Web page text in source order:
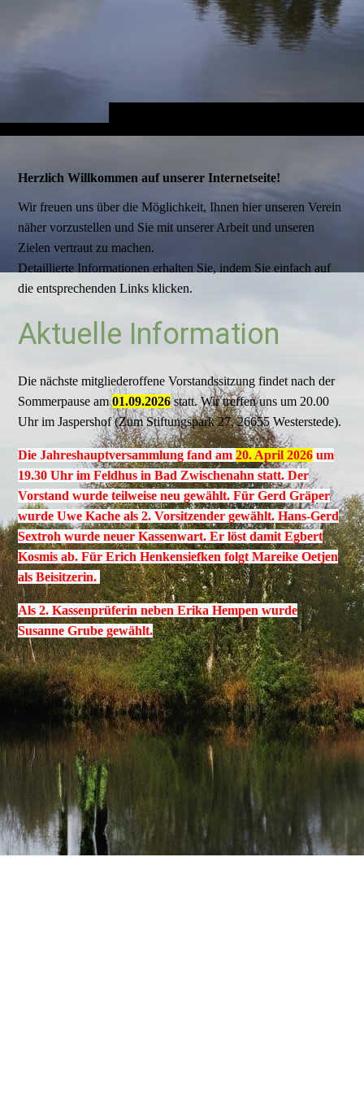
Herzlich Willkommen auf unserer Internetseite!
Wir freuen uns über die Möglichkeit, Ihnen hier unseren Verein
näher vorzustellen und Sie mit unserer Arbeit und unseren
Zielen vertraut zu machen.
Detaillierte Informationen erhalten Sie, indem Sie einfach auf
die entsprechenden Links klicken.
Aktuelle Information
Die nächste mitgliederoffene Vorstandssitzung findet nach der
Sommerpause am01.09.2026statt. Wir treffen uns um 20.00
Uhr im Jaspershof (Zum Stiftungspark 27, 26655 Westerstede).
Die Jahreshauptversammlung fand am20. April 2026 um
19.30 Uhr im Feldhus in Bad Zwischenahn statt. Der
Vorstand wurde teilweise neu gewählt. Für Gerd Gräper
wurde Uwe Kache als 2. Vorsitzender gewählt. Hans-Gerd
Sextroh wurde neuer Kassenwart. Er löst damit Egbert
Kosmis ab. Für Erich Henkensiefken folgt Mareike Oetjen
als Beisitzerin.
Als 2. Kassenprüferin neben Erika Hempen wurde
Susanne Grube gewählt.